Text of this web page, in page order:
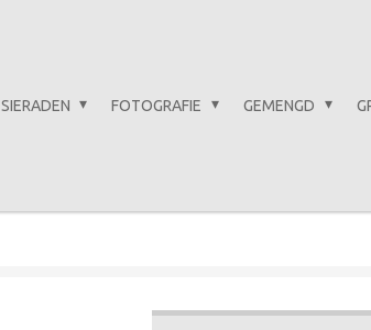
SIERADEN FOTOGRAFIE GEMENGD